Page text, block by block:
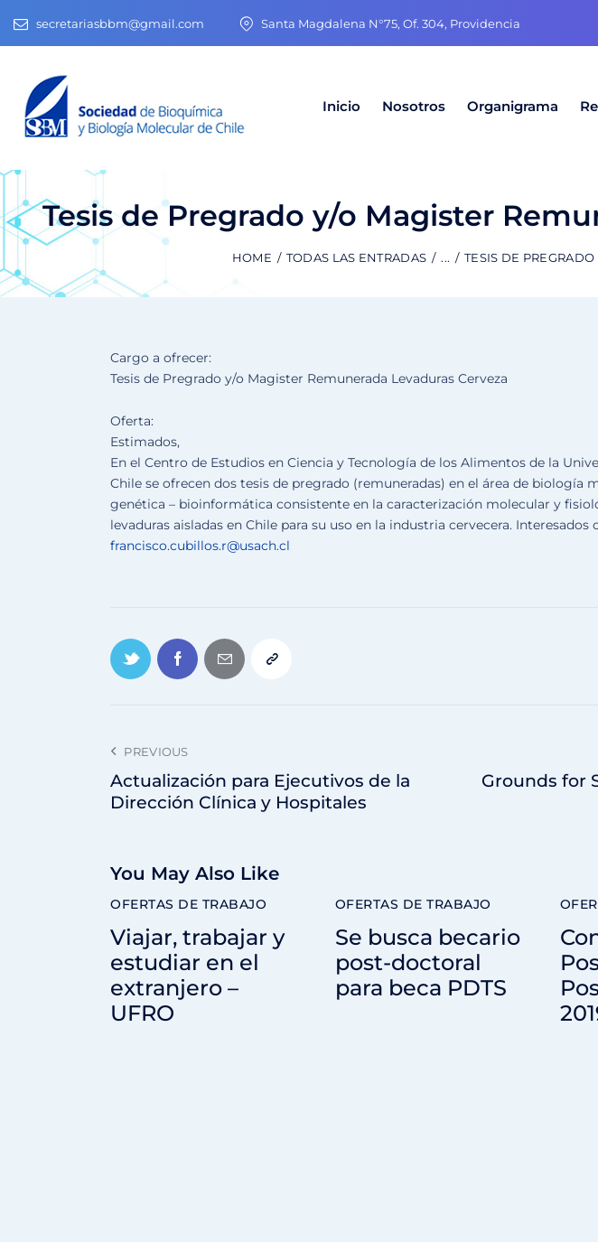
secretariasbbm@gmail.com Santa Magdalena N°75, Of. 304, Providencia
Inicio Nosotros Organigrama
Tesis de Pregrado y/o Magister
HOME TODAS LAS ENTRADAS ... TESIS DE
Cargo a ofrecer:
Tesis de Pregrado y/o Magister Remunerada Levaduras Cerveza
Oferta:
Estimados,
En el Centro de Estudios en Ciencia y Tecnología de los Alimentos de la
Chile se ofrecen dos tesis de pregrado (remuneradas) en el área de biología
genética – bioinformática consistente en la caracterización molecular y
levaduras aisladas en Chile para su uso en la industria cervecera. Interesados
francisco.cubillos.r@usach.cl
PREVIOUS
Actualización para Ejecutivos de la
Dirección Clínica y Hospitales
Grounds for
You May Also Like
OFERTAS DE TRABAJO
Viajar, trabajar y
estudiar en el
extranjero –
UFRO
OFERTAS DE TRABAJO
Se busca becario
post-doctoral
para beca PDTS